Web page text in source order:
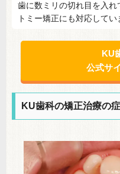
歯に数ミリの切れ目を入
トミー矯正にも対応してい
KU
公式サ
KU歯科の矯正治療の